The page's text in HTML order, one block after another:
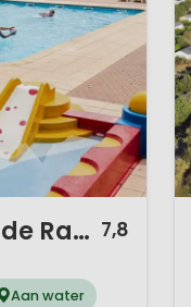
Floreal La Colline de Rabais 7,8
Aan water